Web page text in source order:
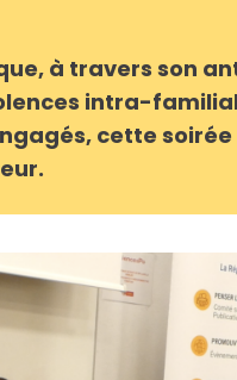
à travers son
intra-
cette